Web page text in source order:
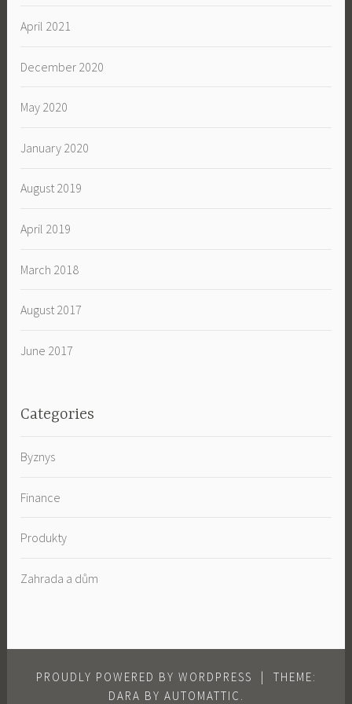
April 2021
December 2020
May 2020
January 2020
August 2019
April 2019
March 2018
August 2017
June 2017
Categories
Byznys
Finance
Produkty
Zahrada a dům
PROUDLY POWERED BY WORDPRESS |
THEME:
DARA BY AUTOMATTIC